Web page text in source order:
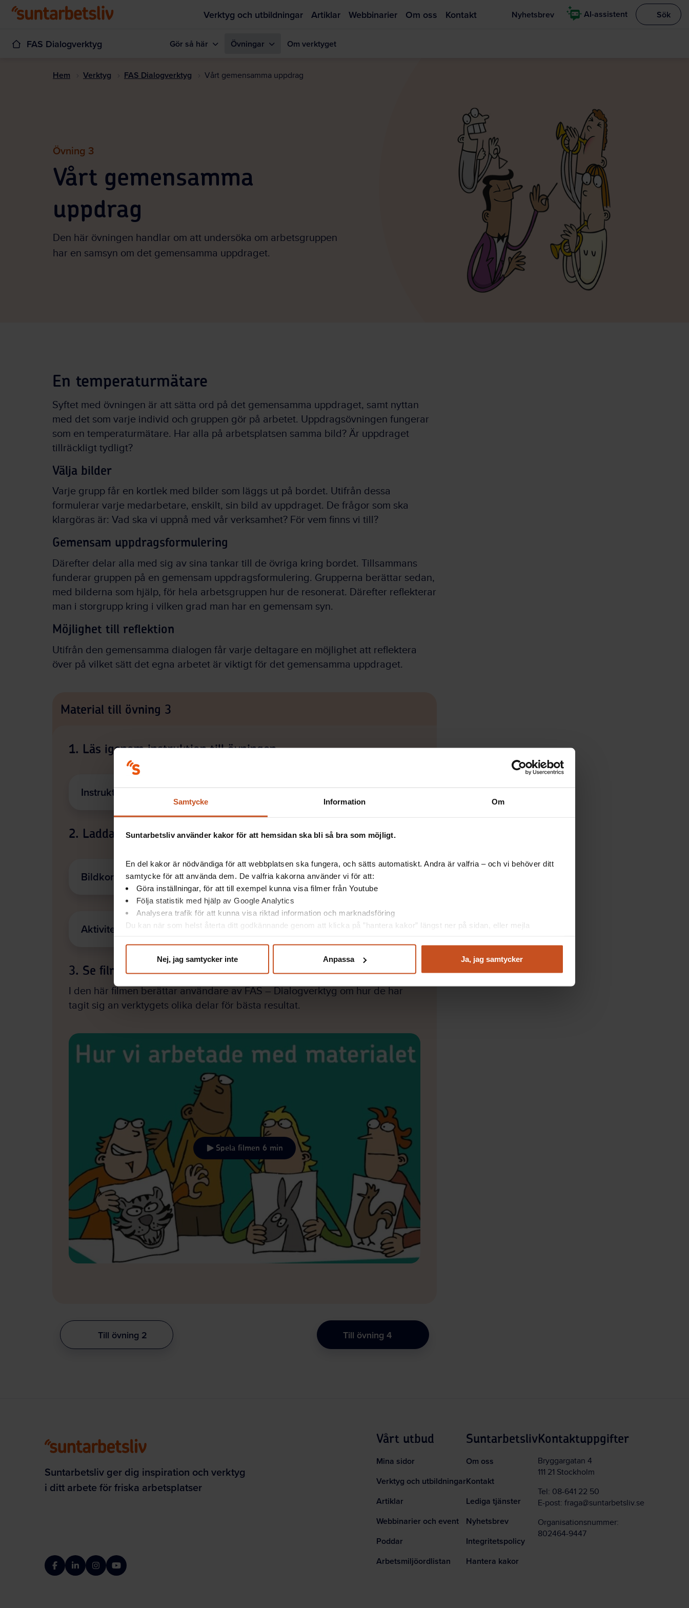
Samtycke Information Om
Suntarbetsliv använder kakor för att hemsidan ska bli så bra som möjligt.
En del kakor är nödvändiga för att webbplatsen ska fungera, och sätts automatiskt. Andra är valfria – och vi behöver ditt
samtycke för att använda dem. De valfria kakorna använder vi för att:
Göra inställningar, för att till exempel kunna visa filmer från Youtube
Följa statistik med hjälp av Google Analytics
Analysera trafik för att kunna visa riktad information och marknadsföring
Du kan när som helst återta ditt godkännande genom att klicka på ”hantera kakor” längst ner på sidan, eller mejla
Nej, jag samtycker inte Anpassa Ja, jag samtycker
Verktyg och utbildningar Artiklar Webbinarier Om oss Kontakt Nyhetsbrev AI-assistent Visa
Sök
FAS Dialogverktyg Gör så här Övningar Om verktyget
Hem Verktyg FAS Dialogverktyg Vårt gemensamma uppdrag
Övning 3
Vårt gemensamma
uppdrag
Den här övningen handlar om att undersöka om arbetsgruppen
har en samsyn om det gemensamma uppdraget.
En temperaturmätare
Syftet med övningen är att sätta ord på det gemensamma uppdraget, samt nyttan
med det som varje individ och gruppen gör på arbetet. Uppdragsövningen fungerar
som en temperaturmätare. Har alla på arbetsplatsen samma bild? Är uppdraget
tillräckligt tydligt?
Välja bilder
Varje grupp får en kortlek med bilder som läggs ut på bordet. Utifrån dessa
formulerar varje medarbetare, enskilt, sin bild av uppdraget. De frågor som ska
klargöras är: Vad ska vi uppnå med vår verksamhet? För vem finns vi till?
Gemensam uppdragsformulering
Därefter delar alla med sig av sina tankar till de övriga kring bordet. Tillsammans
funderar gruppen på en gemensam uppdragsformulering. Grupperna berättar sedan,
med bilderna som hjälp, för hela arbetsgruppen hur de resonerat. Därefter reflekterar
man i storgrupp kring i vilken grad man har en gemensam syn.
Möjlighet till reflektion
Utifrån den gemensamma dialogen får varje deltagare en möjlighet att reflektera
över på vilket sätt det egna arbetet är viktigt för det gemensamma uppdraget.
Material till övning 3
1. Läs igenom instruktion till övningen
Instruktion till övningen (PDF)
2. Ladda ned materialet till övningen
Bildkortlek (PDF)
Aktivitetsblad (PDF)
3. Se film
I den här filmen berättar användare av FAS – Dialogverktyg om hur de har
tagit sig an verktygets olika delar för bästa resultat.
Se
Spela filmen 6 min
Till övning 2 Till övning 4
Suntarbetsliv ger dig inspiration och verktyg
i ditt arbete för friska arbetsplatser
FacebookLinkedInInstagramYouTube
Vårt utbud
Mina sidor
Verktyg och utbildningar
Artiklar
Webbinarier och event
Poddar
Arbetsmiljöordlistan
Suntarbetsliv
Om oss
Kontakt
Lediga tjänster
Nyhetsbrev
Integritetspolicy
Hantera kakor
Kontaktuppgifter
Bryggargatan 4
111 21 Stockholm
Tel: 08-641 22 50
E-post: fraga@suntarbetsliv.se
Organisationsnummer:
802464-9447